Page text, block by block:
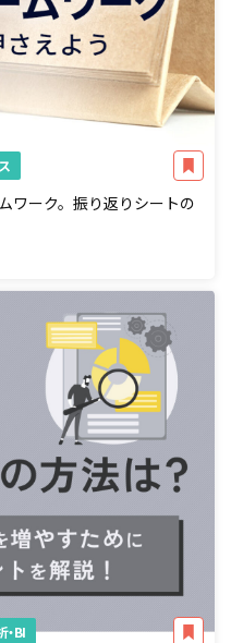
ワーク。振り返りシートの
・BI